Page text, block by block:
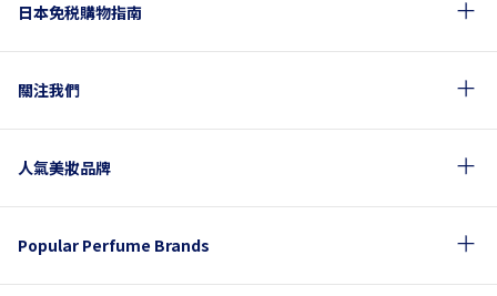
日本免税購物指南
關注我們
人氣美妝品牌
Popular Perfume Brands